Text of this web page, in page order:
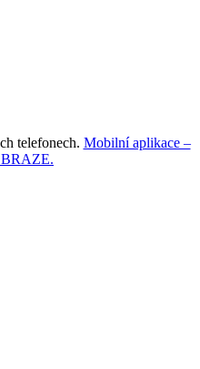
telefonech. Mobilní aplikace –